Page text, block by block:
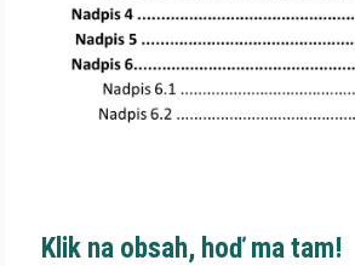
Klik na obsah, hoď ma tam!